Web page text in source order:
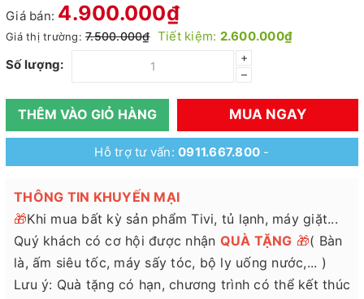
Giá bán: 4.900.000₫
Giá thị trường: 7.500.000₫ Tiết kiệm: 2.600.000₫
Số lượng:
+
–
THÊM VÀO GIỎ HÀNG MUA NGAY
Hỗ trợ tư vấn:0911.667.800 -
THÔNG TIN KHUYẾN MẠI
🎁Khi mua bất kỳ sản phẩm Tivi, tủ lạnh, máy giặt...
Quý khách có cơ hội được nhận QUÀ TẶNG 🎁( Bàn
là, ấm siêu tốc, máy sấy tóc, bộ ly uống nước,... )
Lưu ý: Quà tặng có hạn, chương trình có thể kết thúc